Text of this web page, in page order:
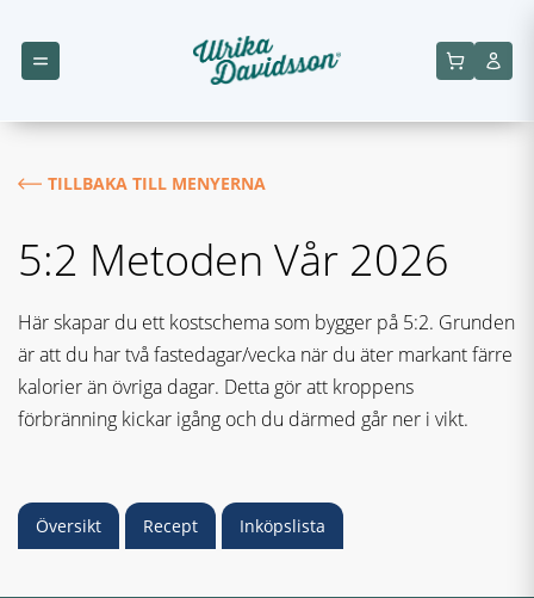
TILLBAKA TILL MENYERNA
5:2 Metoden Vår 2026
Här skapar du ett kostschema som bygger på 5:2. Grunden
är att du har två fastedagar/vecka när du äter markant färre
kalorier än övriga dagar. Detta gör att kroppens
förbränning kickar igång och du därmed går ner i vikt.
Översikt Recept Inköpslista